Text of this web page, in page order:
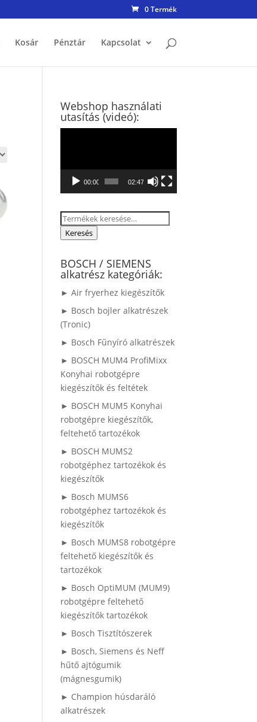
0 Termék
Kosár Pénztár Kapcsolat
Webshop használati
utasítás (videó):
00:00 02:47
Keresés
Keresés
BOSCH / SIEMENS
alkatrész kategóriák:
► Air fryerhez kiegészítők
► Bosch bojler alkatrészek
(Tronic)
► Bosch Fűnyíró alkatrészek
► BOSCH MUM4 ProfiMixx
Konyhai robotgépre
kiegészítők és feltétek
► BOSCH MUM5 Konyhai
robotgépre kiegészítők,
feltehető tartozékok
► BOSCH MUMS2
robotgéphez tartozékok és
kiegészítők
► Bosch MUMS6
robotgéphez tartozékok és
kiegészítők
► Bosch MUMS8 robotgépre
feltehető kiegészítők és
tartozékok
► Bosch OptiMUM (MUM9)
robotgépre feltehető
kiegészítők tartozékok
► Bosch Tisztítószerek
► Bosch, Siemens és Neff
hűtő ajtógumik
(mágnesgumik)
► Champion húsdaráló
alkatrészek